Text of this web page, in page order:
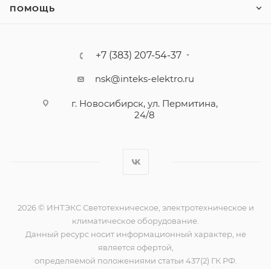
ПОМОЩЬ
+7 (383) 207-54-37
nsk@inteks-elektro.ru
г. Новосибирск, ул. Пермитина,
24/8
2026 © ИНТЭКС Светотехническое, электротехническое и
климатическое оборудование.
Данный ресурс носит информационный характер, не
является офертой,
определяемой положениями статьи 437(2) ГК РФ.